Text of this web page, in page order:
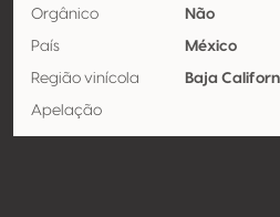
Orgânico Não
País México
Região vinícola Baja
Apelação